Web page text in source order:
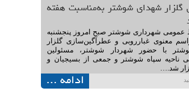
گلزار شهدای شوشتر به‌مناسبت هفته
عمومی شهرداری شوشتر صبح امروز پنجشنبه
۱۴۰۴، مراسم معنوی غبارروبی و عطرآگین‌سازی گلزار
با حضور شهردار شوشتر، مسئولین
ناحیه سپاه شوشتر و جمعی از بسیجیان و
شد.…
ادامه ...